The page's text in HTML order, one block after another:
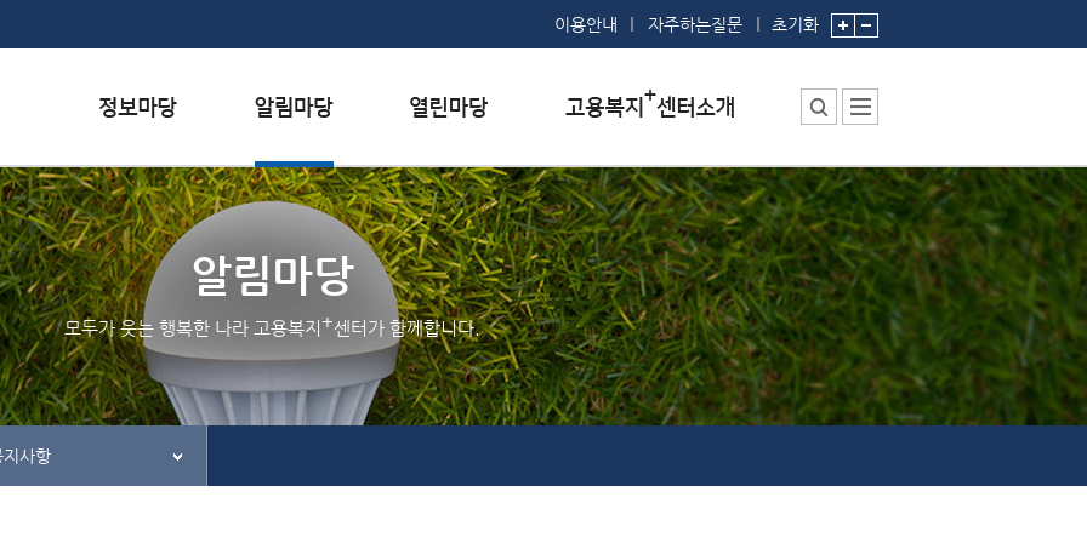
이용안내 자주하는질문 초기화
서식자료실
채용정보
인재정보
관련사이트
행사일정
공지사항
홍보/보도자료실
자주하는 질문
질문하기
칭찬하기
불친절 신고하기
센터소장 인사말
센터에서 하는 일
부서 및 직원소개
시설안내
찾아오시는 길
알림마당
모두가 웃는 행복한 나라 고용복지 +센터가 함께합니다.
지사항